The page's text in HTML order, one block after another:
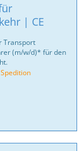
| CE
Transport
(m/w/d)* für den